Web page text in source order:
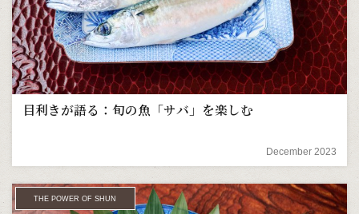
目利きが語る：旬の魚「サバ」を楽しむ
December 2023
THE POWER OF SHUN